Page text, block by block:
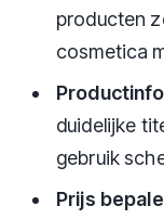
producten
cosmetica
duidelijke
gebruik
Prijs